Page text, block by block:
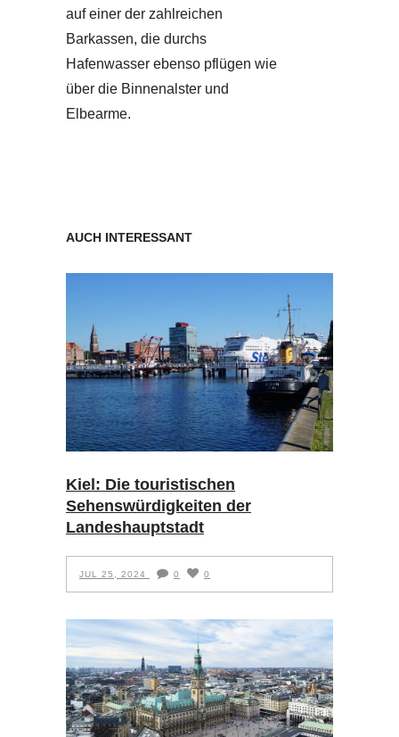
auf einer der zahlreichen
Barkassen, die durchs
Hafenwasser ebenso pflügen wie
über die Binnenalster und
Elbearme.
AUCH INTERESSANT
Kiel: Die touristischen
Sehenswürdigkeiten der
Landeshauptstadt
JUL 25, 2024 0 0